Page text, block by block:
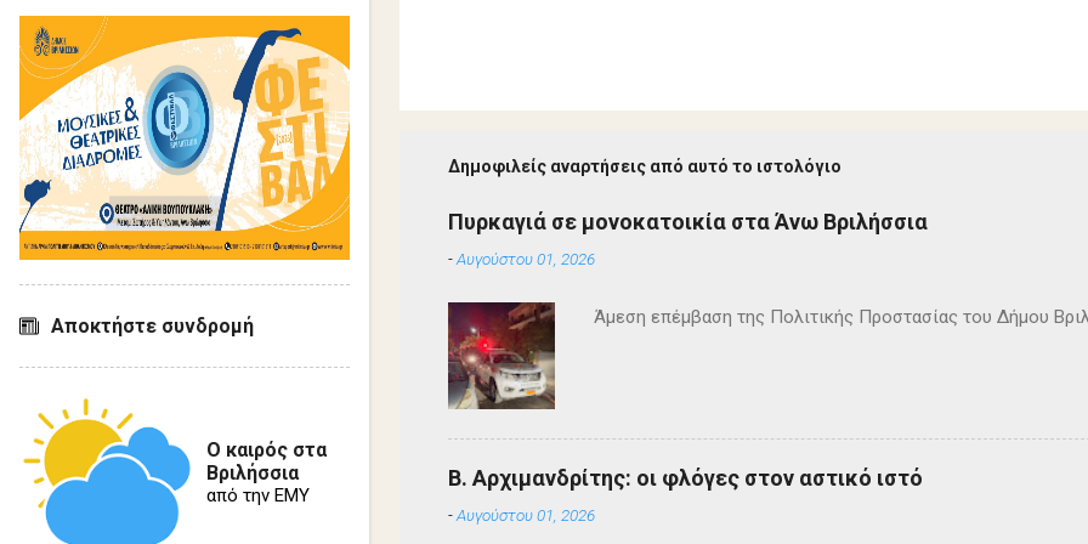
Δημοφιλείς αναρτήσεις από αυτό το ιστολόγιο
Πυρκαγιά σε μονοκατοικία στα Άνω Βριλήσσια
-Αυγούστου 01, 2026
Άμεση επέμβαση της Πολιτικής Προστασίας του Δήμου
Β. Αρχιμανδρίτης: οι φλόγες στον αστικό ιστό
-Αυγούστου 01, 2026
Αποκτήστε συνδρομή
Ο καιρός στα
Βριλήσσια
από την ΕΜΥ